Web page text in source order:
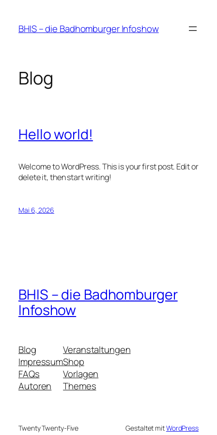
springen
BHIS – die Badhomburger Infoshow
Blog
Hello world!
Welcome to WordPress. This is your first post. Edit or
delete it, then start writing!
Mai 6, 2026
BHIS – die Badhomburger
Infoshow
Blog
Impressum
FAQs
Autoren
Veranstaltungen
Shop
Vorlagen
Themes
Twenty Twenty-Five Gestaltet mitWordPress